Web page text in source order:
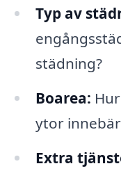
Typ av
städning?
Boarea:
ytor
Extra